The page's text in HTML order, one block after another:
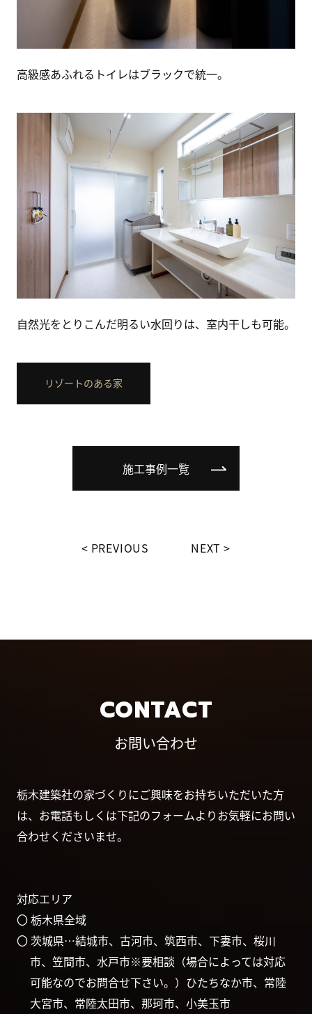
高級感あふれるトイレはブラックで統一。
自然光をとりこんだ明るい水回りは、室内干しも可能。
リゾートのある家
施工事例一覧
PREVIOUS NEXT
CONTACT
お問い合わせ
栃木建築社の家づくりにご興味をお持ちいただいた方
は、お電話もしくは下記のフォームよりお気軽にお問い
合わせくださいませ。
対応エリア
〇 栃木県全域
〇 茨城県…結城市、古河市、筑西市、下妻市、桜川
市、笠間市、水戸市※要相談（場合によっては対応
可能なのでお問合せ下さい。）ひたちなか市、常陸
大宮市、常陸太田市、那珂市、小美玉市